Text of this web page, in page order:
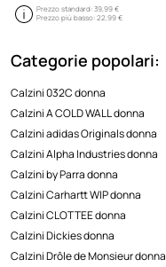
Prezzo standard:39,99 €
Prezzo più basso:22,99 €
Categorie popolari:
Calzini 032C donna
Calzini A COLD WALL donna
Calzini adidas Originals donna
Calzini Alpha Industries donna
Calzini by Parra donna
Calzini Carhartt WIP donna
Calzini CLOTTEE donna
Calzini Dickies donna
Calzini Drôle de Monsieur donna